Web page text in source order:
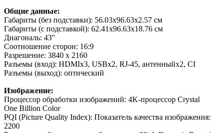
Общие данные:
Габариты (без подставки): 56.03х96.63х2.57 см
Габариты (с подставкой): 62.41х96.63х18.76 см
Диагональ: 43"
Соотношение сторон: 16:9
Разрешение: 3840 x 2160
Разъемы (вход): HDMIx3, USBx2, RJ-45, антенныйх2, CI
Разъемы (выход): оптический
Изображение:
Процессор обработки изображений: 4K-процессор Crystal
One Billion Color
PQI (Picture Quality Index): Показатель качества изображения:
2200